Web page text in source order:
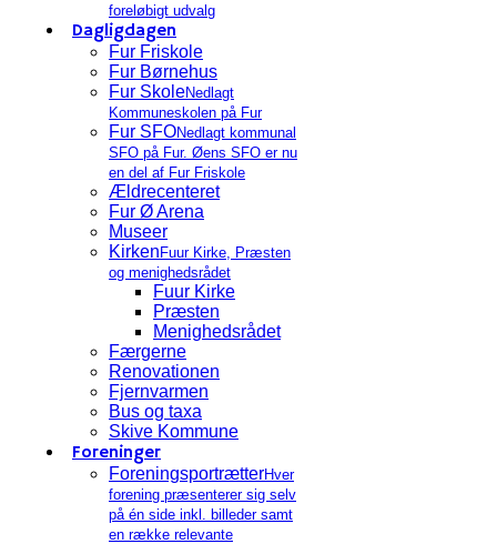
foreløbigt udvalg
Dagligdagen
Fur Friskole
Fur Børnehus
Fur SkoleNedlagt
Kommuneskolen på Fur
Fur SFONedlagt kommunal
SFO på Fur. Øens SFO er nu
en del af Fur Friskole
Ældrecenteret
Fur Ø Arena
Museer
Kirken Fuur Kirke, Præsten
og menighedsrådet
Fuur Kirke
Præsten
Menighedsrådet
Færgerne
Renovationen
Fjernvarmen
Bus og taxa
Skive Kommune
Foreninger
ForeningsportrætterHver
forening præsenterer sig selv
på én side inkl. billeder samt
en række relevante